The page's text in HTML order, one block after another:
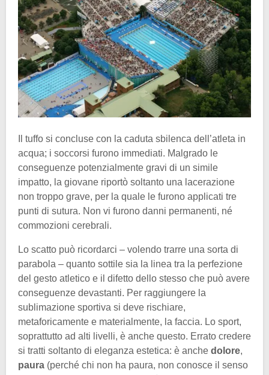
Il tuffo si concluse con la caduta sbilenca dell’atleta in
acqua; i soccorsi furono immediati. Malgrado le
conseguenze potenzialmente gravi di un simile
impatto, la giovane riportò soltanto una lacerazione
non troppo grave, per la quale le furono applicati tre
punti di sutura. Non vi furono danni permanenti, né
commozioni cerebrali.
Lo scatto può ricordarci – volendo trarre una sorta di
parabola – quanto sottile sia la linea tra la perfezione
del gesto atletico e il difetto dello stesso che può avere
conseguenze devastanti. Per raggiungere la
sublimazione sportiva si deve rischiare,
metaforicamente e materialmente, la faccia. Lo sport,
soprattutto ad alti livelli, è anche questo. Errato credere
si tratti soltanto di eleganza estetica: è anche dolore,
paura (perché chi non ha paura, non conosce il senso